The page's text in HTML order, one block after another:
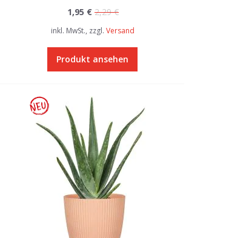
1,95 € 2,29 €
inkl. MwSt., zzgl.Versand
Produkt ansehen